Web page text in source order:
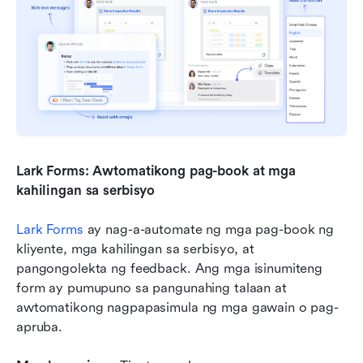
Lark Forms: Awtomatikong pag-book at mga
kahilingan sa serbisyo
Lark Forms ay nag-a-automate ng mga pag-book ng
kliyente, mga kahilingan sa serbisyo, at
pangongolekta ng feedback. Ang mga isinumiteng
form ay pumupuno sa pangunahing talaan at
awtomatikong nagpapasimula ng mga gawain o pag-
apruba.